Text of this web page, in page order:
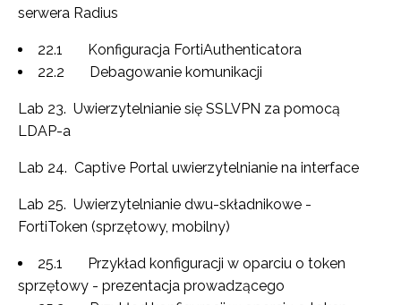
serwera Radius
22.1 Konfiguracja FortiAuthenticatora
22.2 Debagowanie komunikacji
Lab 23. Uwierzytelnianie się SSLVPN za pomocą
LDAP-a
Lab 24. Captive Portal uwierzytelnianie na interface
Lab 25. Uwierzytelnianie dwu-składnikowe -
FortiToken (sprzętowy, mobilny)
25.1 Przykład konfiguracji w oparciu o token
sprzętowy - prezentacja prowadzącego